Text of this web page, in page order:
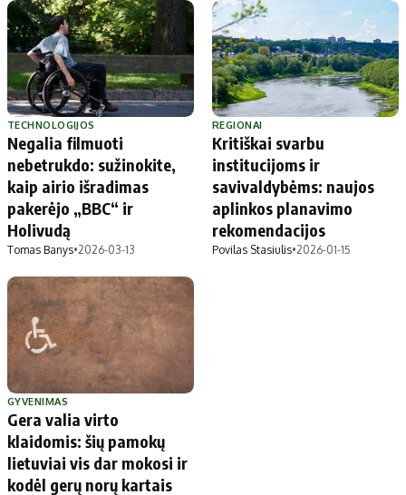
TECHNOLOGIJOS
Negalia filmuoti
nebetrukdo: sužinokite,
kaip airio išradimas
pakerėjo „BBC“ ir
Holivudą
Tomas Banys•2026-03-13
REGIONAI
Kritiškai svarbu
institucijoms ir
savivaldybėms: naujos
aplinkos planavimo
rekomendacijos
Povilas Stasiulis•2026-01-15
GYVENIMAS
Gera valia virto
klaidomis: šių pamokų
lietuviai vis dar mokosi ir
kodėl gerų norų kartais